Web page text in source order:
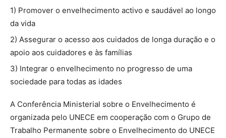
1) Promover o envelhecimento activo e saudável ao longo
da vida
2) Assegurar o acesso aos cuidados de longa duração e o
apoio aos cuidadores e às famílias
3) Integrar o envelhecimento no progresso de uma
sociedade para todas as idades
A Conferência Ministerial sobre o Envelhecimento é
organizada pelo UNECE em cooperação com o Grupo de
Trabalho Permanente sobre o Envelhecimento do UNECE